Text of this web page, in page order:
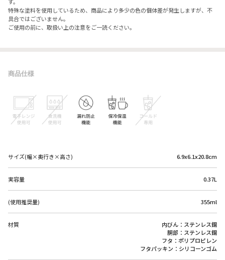
特殊な塗料を使用しているため、商品により多少の色の個体差が発生しますが、不
具合ではございません。
ご使用の前に、取扱い上の注意をご一読ください。
商品仕様
サイズ(幅×奥行き×高さ) 6.9x6.1x20.8cm
実容量 0.37L
(使用推奨量) 355ml
材質
内びん：ステンレス鋼
胴部：ステンレス鋼
フタ：ポリプロピレン
フタパッキン：シリコーンゴム